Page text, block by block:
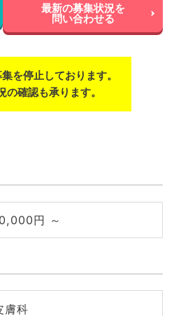
最新の募集状況を
問い合わせる
を停止しております。
の確認も承ります。
円 ～
膚科